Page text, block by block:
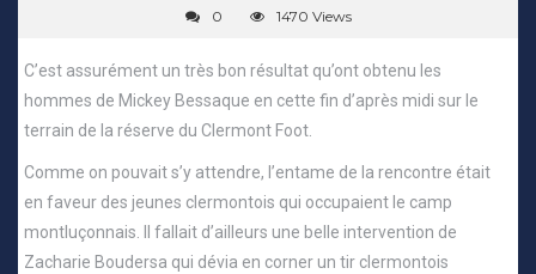
0
1470 Views
C’est assurément un très bon résultat qu’ont obtenu les
hommes de Mickey Bessaque en cette fin d’après midi sur le
terrain de la réserve du Clermont Foot.
Comme on pouvait s’y attendre, l’entame de la rencontre était
en faveur des jeunes clermontois qui occupaient le camp
montluçonnais. Il fallait d’ailleurs une belle intervention de
Zacharie Boudersa qui dévia en corner un tir clermontois